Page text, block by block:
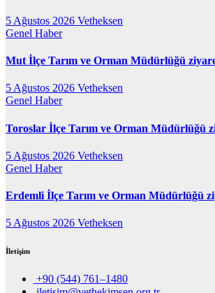
5 Ağustos 2026 Vetheksen
Genel Haber
Mut İlçe Tarım ve Orman Müdürlüğü
5 Ağustos 2026 Vetheksen
Genel Haber
Toroslar İlçe Tarım ve Orman Müdürlüğü
5 Ağustos 2026 Vetheksen
Genel Haber
Erdemli İlçe Tarım ve Orman Müdürlüğü
5 Ağustos 2026 Vetheksen
İletişim
+90 (544) 761–1480